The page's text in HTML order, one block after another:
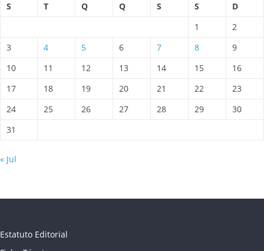
S
T Q Q S S
D
1
2
3
4 5 6 7 8
9
10
11 12 13 14 15
16
17
18 19 20 21 22
23
24
25 26 27 28 29
30
31
« Jul
Estatuto Editorial